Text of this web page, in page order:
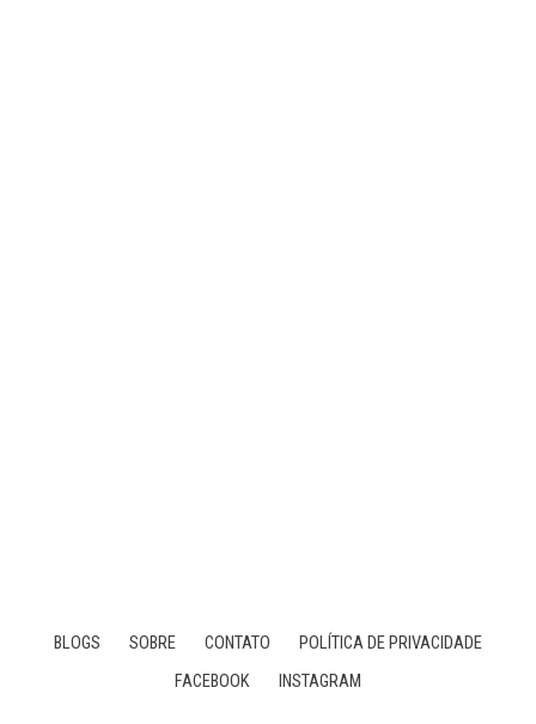
BLOGS SOBRE CONTATO
POLÍTICA DE PRIVACIDADE
FACEBOOK
INSTAGRAM